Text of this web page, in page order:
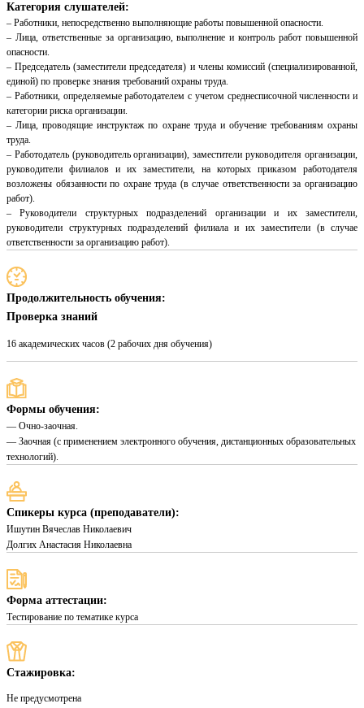
Категория слушателей:
– Работники, непосредственно выполняющие работы повышенной опасности.
– Лица, ответственные за организацию, выполнение и контроль работ повышенной
опасности.
– Председатель (заместители председателя) и члены комиссий (специализированной,
единой) по проверке знания требований охраны труда.
– Работники, определяемые работодателем с учетом среднесписочной численности и
категории риска организации.
– Лица, проводящие инструктаж по охране труда и обучение требованиям охраны
труда.
– Работодатель (руководитель организации), заместители руководителя организации,
руководители филиалов и их заместители, на которых приказом работодателя
возложены обязанности по охране труда (в случае ответственности за организацию
работ).
– Руководители структурных подразделений организации и их заместители,
руководители структурных подразделений филиала и их заместители (в случае
ответственности за организацию работ).
Продолжительность обучения:
Проверка знаний
16 академических часов (2 рабочих дня обучения)
Формы обучения:
— Очно-заочная.
— Заочная (с применением электронного обучения, дистанционных образовательных
технологий).
Спикеры курса (преподаватели):
Ишутин Вячеслав Николаевич
Долгих Анастасия Николаевна
Форма аттестации:
Тестирование по тематике курса
Стажировка:
Не предусмотрена